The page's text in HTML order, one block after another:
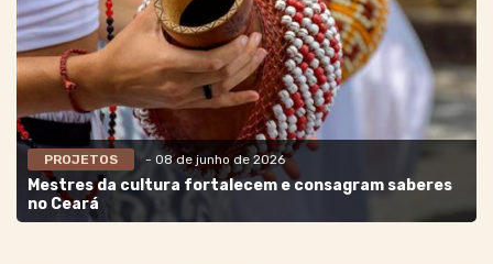
PROJETOS - 08 de junho de 2026
Mestres da cultura fortalecem e consagram saberes
no Ceará